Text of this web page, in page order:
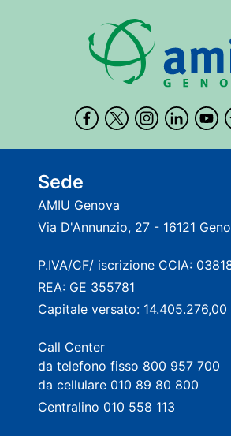
Sede
AMIU Genova
Via D'Annunzio, 27 - 16121
P.IVA/CF/ iscrizione CCIA:
REA: GE 355781
Capitale versato: 14.405.276,00
Call Center
da telefono fisso 800 957 700
da cellulare 010 89 80 800
Centralino 010 558 113